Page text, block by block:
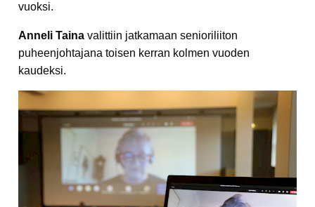
vuoksi.
Anneli Taina valittiin jatkamaan senioriliiton
puheenjohtajana toisen kerran kolmen vuoden
kaudeksi.